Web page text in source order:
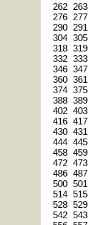
262
263
276
277
290
291
304 305
318 319
332 333
346 347
360 361
374 375
388 389
402 403
416 417
430 431
444 445
458 459
472 473
486 487
500 501
514 515
528 529
542 543